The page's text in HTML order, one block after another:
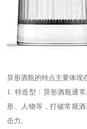
异形酒瓶的特点主要体现
1. 特造型：异形酒瓶通
形、人物等，打破常规
击力。